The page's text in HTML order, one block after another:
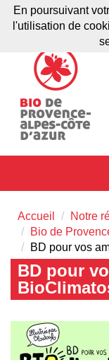
Accueil
Notre
Bio de
BD pour vos
BD pour
En poursuivant
l'utilisation de